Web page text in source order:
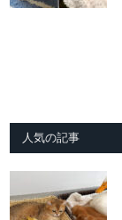
人気の記事